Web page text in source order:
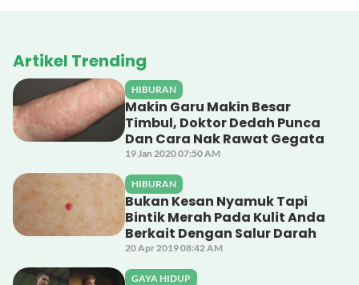
Artikel Trending
HIBURAN
Makin Garu Makin Besar
Timbul, Doktor Dedah Punca
Dan Cara Nak Rawat Gegata
19 Jan 2020 07:50 AM
HIBURAN
Bukan Kesan Nyamuk Tapi
Bintik Merah Pada Kulit Anda
Berkait Dengan Salur Darah
20 Apr 2019 08:42 AM
GAYA HIDUP